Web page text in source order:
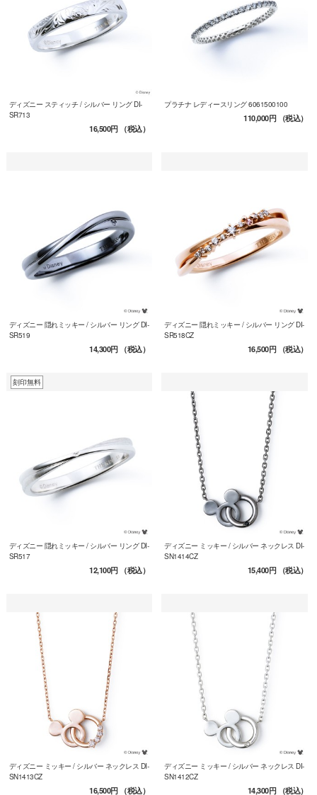
ディズニー スティッチ / シルバー リング DI-
SR713
16,500円（税込）
プラチナ レディースリング 6061500100
110,000円（税込）
ディズニー 隠れミッキー / シルバー リング DI-
SR519
14,300円（税込）
ディズニー 隠れミッキー / シルバー リング DI-
SR518CZ
16,500円（税込）
刻印無料
ディズニー 隠れミッキー / シルバー リング DI-
SR517
12,100円（税込）
ディズニー ミッキー / シルバー ネックレス DI-
SN1414CZ
15,400円（税込）
ディズニー ミッキー / シルバー ネックレス DI-
SN1413CZ
16,500円（税込）
ディズニー ミッキー / シルバー ネックレス DI-
SN1412CZ
14,300円（税込）